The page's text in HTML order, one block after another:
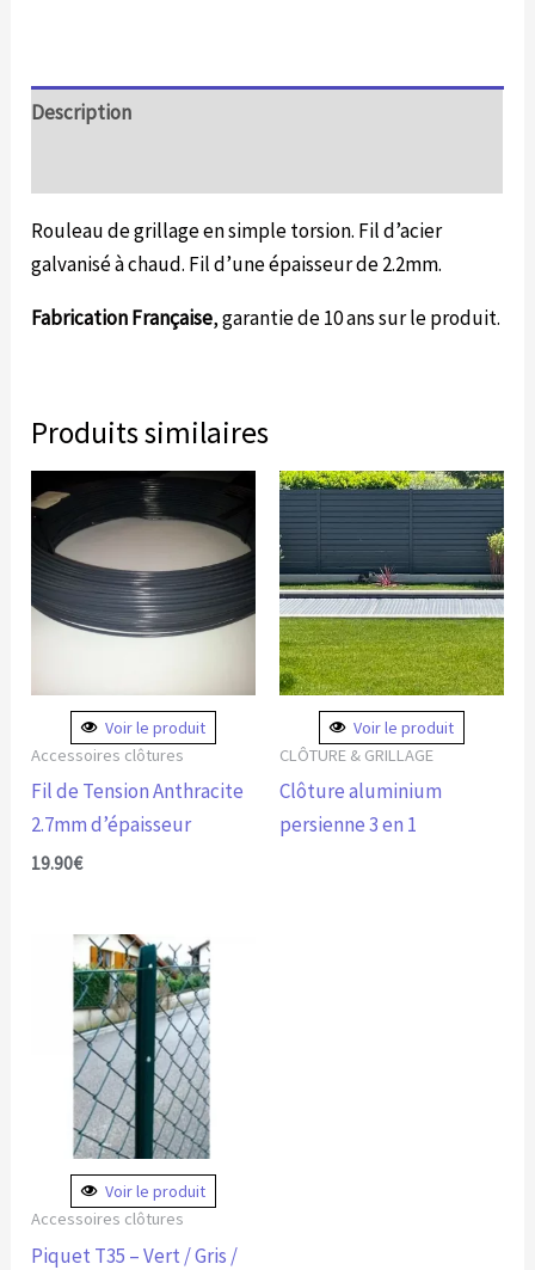
Description
Rouleau de grillage en simple torsion. Fil d’acier
galvanisé à chaud. Fil d’une épaisseur de 2.2mm.
Fabrication Française, garantie de 10 ans sur le produit.
Produits similaires
Voir le produit
Accessoires clôtures
Fil de Tension Anthracite
2.7mm d’épaisseur
19.90€
Voir le produit
CLÔTURE & GRILLAGE
Clôture aluminium
persienne 3 en 1
Voir le produit
Accessoires clôtures
Piquet T35 – Vert / Gris /
Plage
de
prix :
10.39€
à
18.50€
produit
plusieurs
variations.
options
peuvent
être
choisies